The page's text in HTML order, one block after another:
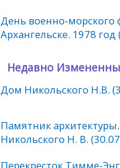
День военно-морского
Архангельске. 1978 год
Недавно
Дом Никольского Н.В.
Памятник
Никольского Н. В.
Перекресток Тимме-